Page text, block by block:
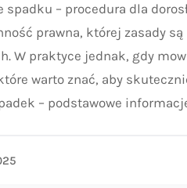
spadku – procedura dla
prawna, której zasady
W praktyce jednak, gdy
warto znać, aby
– podstawowe